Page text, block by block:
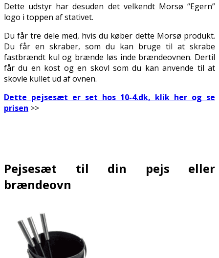
Dette udstyr har desuden det velkendt Morsø “Egern”
logo i toppen af stativet.
Du får tre dele med, hvis du køber dette Morsø produkt.
Du får en skraber, som du kan bruge til at skrabe
fastbrændt kul og brænde løs inde brændeovnen. Dertil
får du en kost og en skovl som du kan anvende til at
skovle kullet ud af ovnen.
Dette pejsesæt er set hos 10-4.dk, klik her og se
prisen >>
Pejsesæt til din pejs eller
brændeovn